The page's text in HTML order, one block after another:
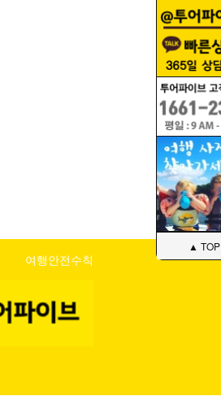
▲ TOP
여행안전수칙